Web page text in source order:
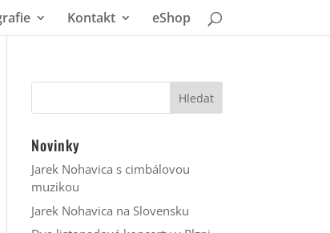
Kontakt eShop
Novinky
Jarek Nohavica s cimbálovou
muzikou
Jarek Nohavica na Slovensku